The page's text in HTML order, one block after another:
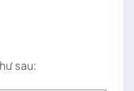
sau: